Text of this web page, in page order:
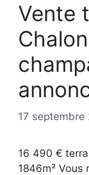
Vente
17 septembre
16 490 €
1846m² Vous